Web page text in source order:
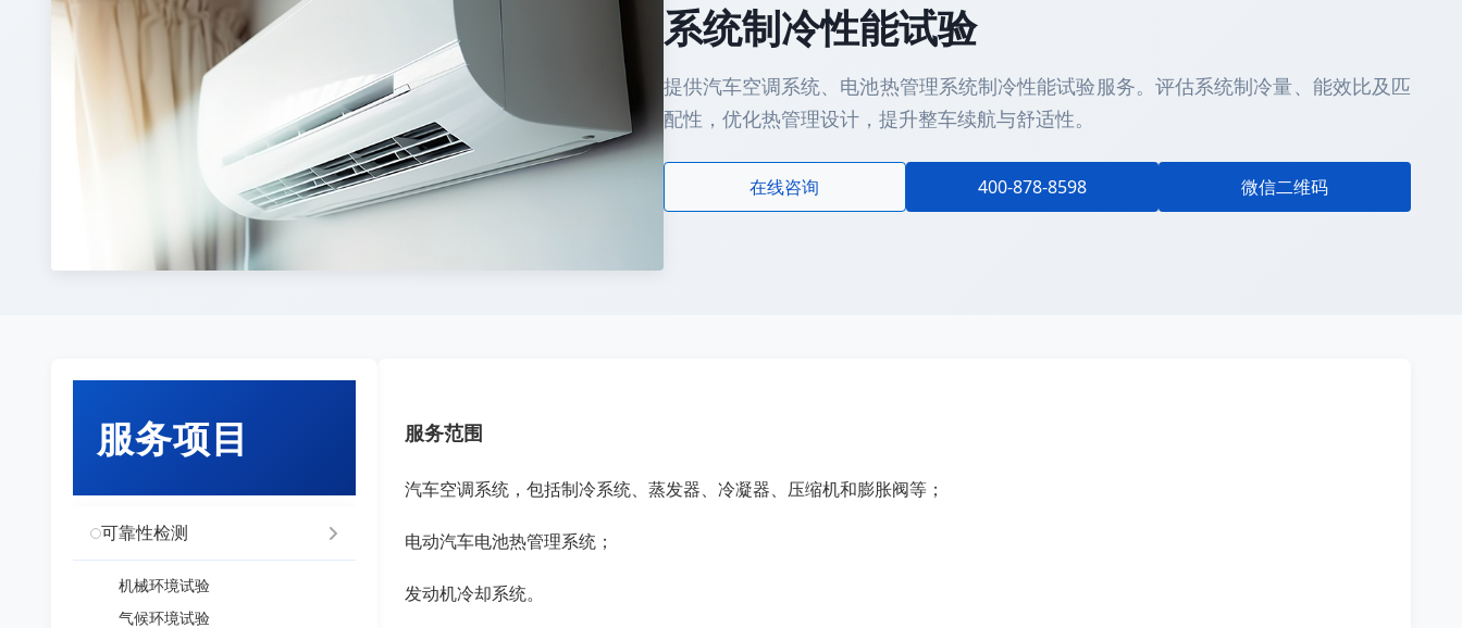
系统制冷性能试验
提供汽车空调系统、电池热管理系统制冷性能试验服务。评估系统制冷量、能效比及匹
配性，优化热管理设计，提升整车续航与舒适性。
在线咨询 400-878-8598 微信二维码
服务范围
汽车空调系统，包括制冷系统、蒸发器、冷凝器、压缩机和膨胀阀等；
电动汽车电池热管理系统；
发动机冷却系统。
服务项目
可靠性检测
机械环境试验
气候环境试验